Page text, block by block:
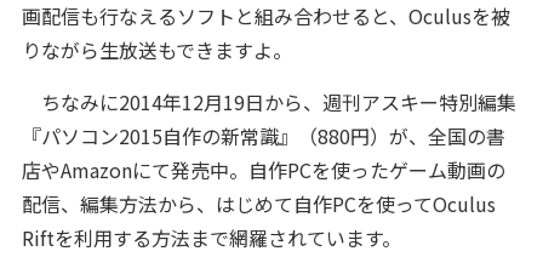
画配信も行なえるソフトと組み合わせると、Oculusを被
りながら生放送もできますよ。
ちなみに2014年12月19日から、週刊アスキー特別編集
『パソコン2015自作の新常識』（880円）が、全国の書
店やAmazonにて発売中。自作PCを使ったゲーム動画の
配信、編集方法から、はじめて自作PCを使ってOculus
Riftを利用する方法まで網羅されています。